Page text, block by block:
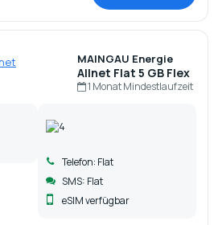
MAINGAU Energie
Allnet Flat 5 GB Flex
1 Monat Mindestlaufzeit
Telefon: Flat
SMS: Flat
eSIM verfügbar